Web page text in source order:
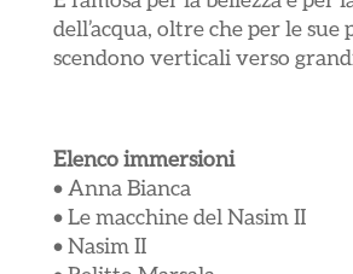
dell’acqua, oltre che per le sue
scendono verticali verso
Elenco immersioni
• Anna Bianca
• Le macchine del Nasim II
• Nasim II